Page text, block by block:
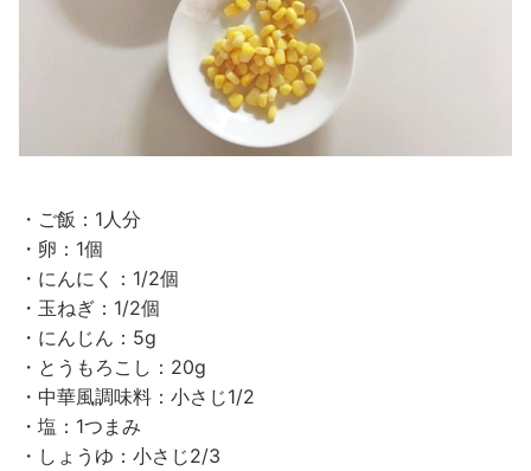
・ご飯：1人分
・卵：1個
・にんにく：1/2個
・玉ねぎ：1/2個
・にんじん：5g
・とうもろこし：20g
・中華風調味料：小さじ1/2
・塩：1つまみ
・しょうゆ：小さじ2/3